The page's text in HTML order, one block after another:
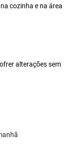
cozinha e na área
alterações sem